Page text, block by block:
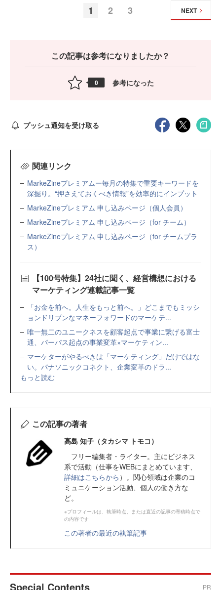
1 2 3 NEXT
この記事は参考になりましたか？
0 参考になった
プッシュ通知を受け取る
関連リンク
MarkeZineプレミアムー毎月の特集で重要キーワードを
深掘り。“押さえておくべき情報”を効率的にインプット
MarkeZineプレミアム 申し込みページ（個人会員）
MarkeZineプレミアム 申し込みページ（for チーム）
MarkeZineプレミアム 申し込みページ（for チームプラ
ス）
【100号特集】24社に聞く、経営構想における
マーケティング連載記事一覧
「お金を前へ。人生をもっと前へ。」どこまでもミッシ
ョンドリブンなマネーフォワードのマーケテ...
唯一無二のユニークネスを顧客起点で事業に繋げる富士
通、パーパス起点の事業変革×マーケティン...
マーケターがやるべきは「マーケティング」だけではな
い。パナソニックコネクト、企業変革のドラ...
もっと読む
この記事の著者
高島 知子（タカシマ トモコ）
フリー編集者・ライター。主にビジネス
系で活動（仕事をWEBにまとめています、
詳細はこちらから ）。関心領域は企業のコ
ミュニケーション活動、個人の働き方な
ど。
※プロフィールは、執筆時点、または直近の記事の寄稿時点で
の内容です
この著者の最近の執筆記事
Special Contents PR